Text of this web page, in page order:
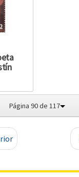
Página 90 de 117